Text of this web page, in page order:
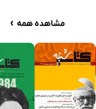
مشاهده همه ›